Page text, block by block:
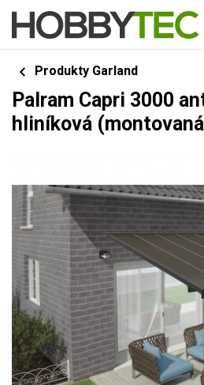
Produkty Garland
Palram Capri 3000
hliníková